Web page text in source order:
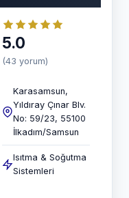
5.0
(43 yorum)
Karasamsun,
Yıldıray Çınar Blv.
No: 59/23, 55100
İlkadım/Samsun
Isıtma & Soğutma
Sistemleri